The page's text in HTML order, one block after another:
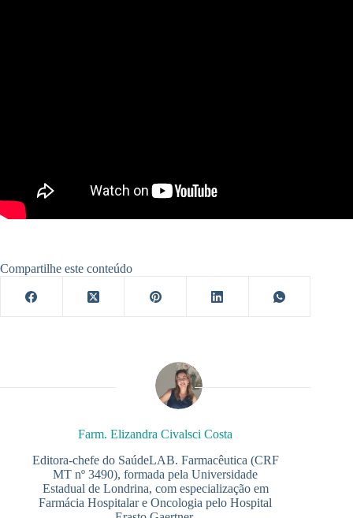
Compartilhe este conteúdo
Farm. Elizandra Civalsci Costa
Editora-chefe do SaúdeLAB. Farmacêutica (CRF
MT nº 3490), formada pela Universidade
Estadual de Londrina, com especialização em
Farmácia Hospitalar e Oncologia pelo Hospital